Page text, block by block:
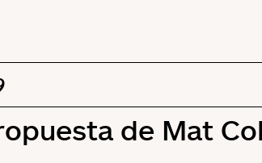
de Mat